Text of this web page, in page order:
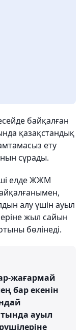
байқалған
қазақстандық
ету
сұрады.
елде ЖЖМ
алу үшін ауыл
жыл сайын
бөлінеді.
жағармай
бар екенін
ауыл